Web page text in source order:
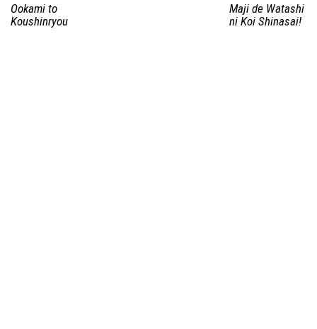
Ookami to
Koushinryou
Maji de Watashi
ni Koi Shinasai!